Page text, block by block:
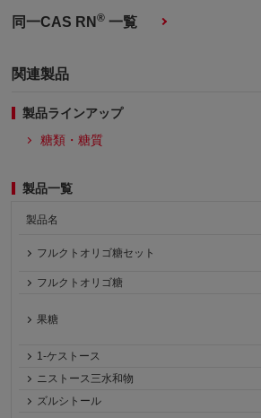
同一CAS RN® 一覧
関連製品
製品ラインアップ
糖類・糖質
製品一覧
製品名
フルクトオリゴ糖セット
フルクトオリゴ糖
果糖
1-ケストース
ニストース三水和物
ズルシトール